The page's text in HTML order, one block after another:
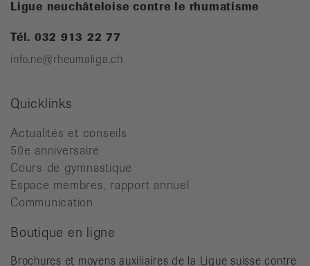
Ligue neuchâteloise contre le rhumatisme
Tél. 032 913 22 77
info.ne@rheumaliga.ch
Quicklinks
Actualités et conseils
50e anniversaire
Cours de gymnastique
Espace membres, rapport annuel
Communication
Boutique en ligne
Brochures et moyens auxiliaires de la Ligue suisse contre